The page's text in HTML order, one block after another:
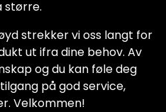
større.
strekker vi oss langt for
ut ifra dine behov. Av
og du kan føle deg
på god service,
Velkommen!